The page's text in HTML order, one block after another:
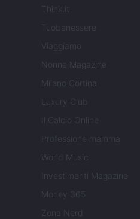
Think.it
Tuobenessere
Viaggiamo
Nonne Magazine
Milano Cortina
Luxury Club
Il Calcio Online
Professione mamma
World Music
Investimenti Magazine
Money 365
Zona Nerd